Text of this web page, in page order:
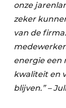
onze
zeker
van de
energie een
kwaliteit en
blijven.” –